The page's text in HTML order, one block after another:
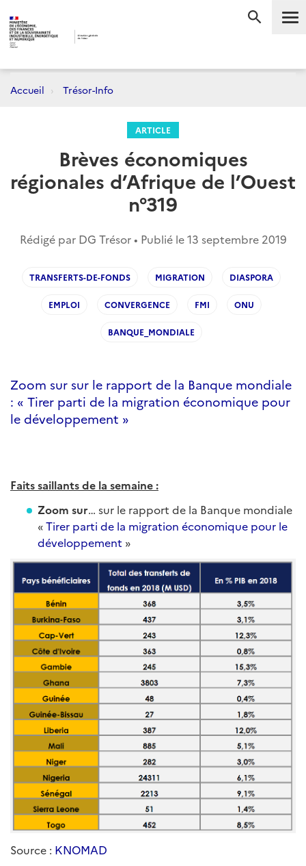
Accueil Trésor-Info
ARTICLE
Brèves économiques
régionales d’Afrique de l’Ouest
n°319
Rédigé par DG Trésor • Publié le13 septembre 2019
TRANSFERTS-DE-FONDS MIGRATION DIASPORA
EMPLOI CONVERGENCE FMI ONU
BANQUE_MONDIALE
Zoom sur sur le rapport de la Banque mondiale
: « Tirer parti de la migration économique pour
le développement »
Faits saillants de la semaine :
Zoom sur… sur le rapport de la Banque mondiale
«Tirer parti de la migration économique pour le
développement »
Source : KNOMAD